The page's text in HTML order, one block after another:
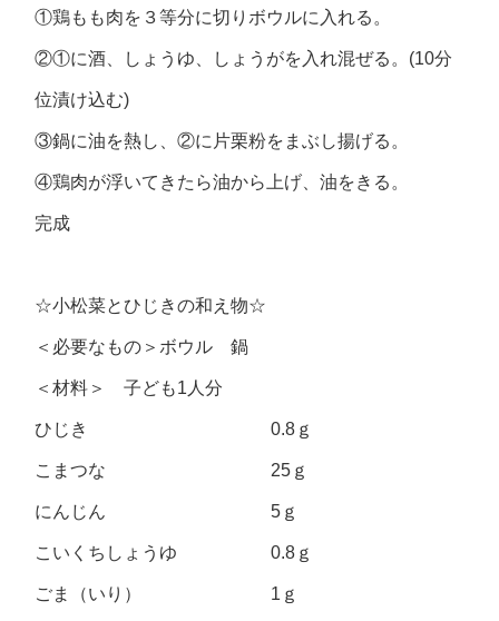
①鶏もも肉を３等分に切りボウルに入れる。
②①に酒、しょうゆ、しょうがを入れ混ぜる。(10分
位漬け込む)
③鍋に油を熱し、②に片栗粉をまぶし揚げる。
④鶏肉が浮いてきたら油から上げ、油をきる。
完成
☆小松菜とひじきの和え物☆
＜必要なもの＞ボウル 鍋
＜材料＞ 子ども1人分
ひじき 0.8ｇ
こまつな 25ｇ
にんじん 5ｇ
こいくちしょうゆ 0.8ｇ
ごま（いり） 1ｇ